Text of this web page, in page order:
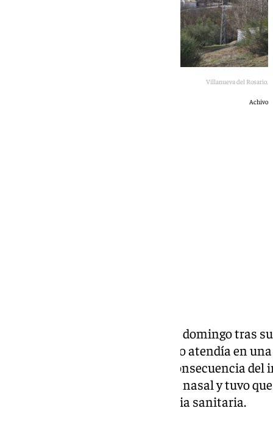
Villanueva del Rosario.
Achivo
Una doctora resultó herida este domingo tras
parte de un paciente mientras lo atendía en
Villanueva del Rosario. Como consecuencia
sufrido una fractura del tabique nasal y tuvo
Antequera para recibir asistencia sanitaria.